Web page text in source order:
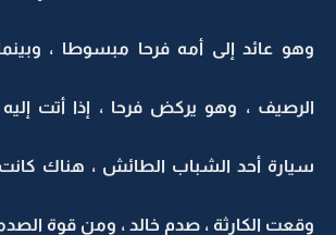
وهو عائد إلى أمه فرحا مبسوطا ،
الرصيف ، وهو يركض فرحا ، إذا أتت
سيارة أحد الشباب الطائش ، هناك
وقعت الكارثة ، صدم خالد ، ومن قوة